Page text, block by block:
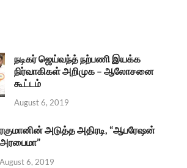
நடிகர் ஜெய்வந்த் நற்பணி இயக்க
நிர்வாகிகள் அறிமுக – ஆலோசனை
கூட்டம்
August 6, 2019
ரகுமானின் அடுத்த அதிரடி, “ஆபரேஷன்
அரபைமா”
August 6, 2019